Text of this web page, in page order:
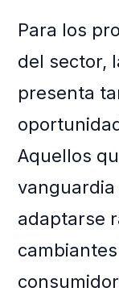
Para los
del sector,
presenta
Aquellos
adaptarse